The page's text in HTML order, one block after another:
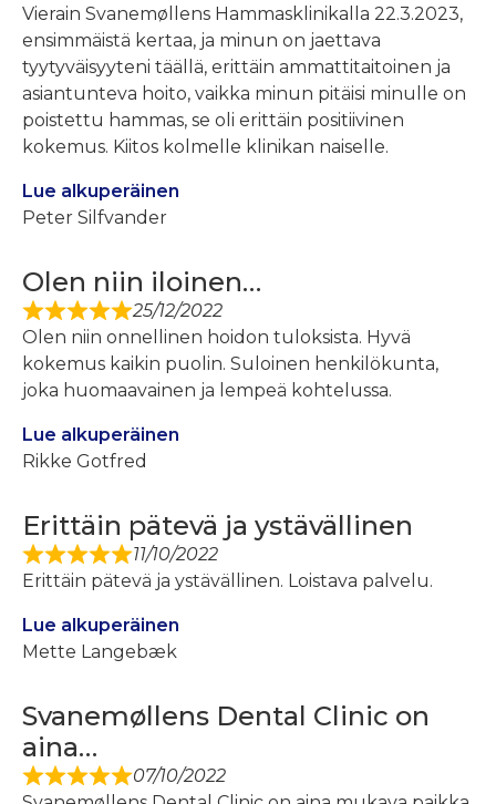
Vierain Svanemøllens Hammasklinikalla 22.3.2023,
ensimmäistä kertaa, ja minun on jaettava
tyytyväisyyteni täällä, erittäin ammattitaitoinen ja
asiantunteva hoito, vaikka minun pitäisi minulle on
poistettu hammas, se oli erittäin positiivinen
kokemus. Kiitos kolmelle klinikan naiselle.
Lue alkuperäinen
Peter Silfvander
Olen niin iloinen…
25/12/2022
Olen niin onnellinen hoidon tuloksista. Hyvä
kokemus kaikin puolin. Suloinen henkilökunta,
joka huomaavainen ja lempeä kohtelussa.
Lue alkuperäinen
Rikke Gotfred
Erittäin pätevä ja ystävällinen
11/10/2022
Erittäin pätevä ja ystävällinen. Loistava palvelu.
Lue alkuperäinen
Mette Langebæk
Svanemøllens Dental Clinic on
aina…
07/10/2022